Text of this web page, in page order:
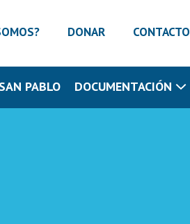
DONAR CONTACTO
SAN PABLO DOCUMENTACIÓN